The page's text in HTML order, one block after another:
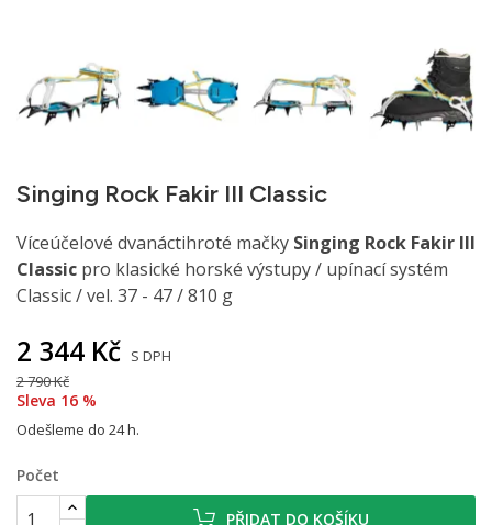
Singing Rock Fakir III Classic
Víceúčelové dvanáctihroté mačky Singing Rock Fakir III
Classic pro klasické horské výstupy / upínací systém
Classic / vel. 37 - 47 / 810 g
2 344 Kč S DPH
2 790 Kč
Sleva 16 %
Odešleme do 24 h.
Počet
PŘIDAT DO KOŠÍKU